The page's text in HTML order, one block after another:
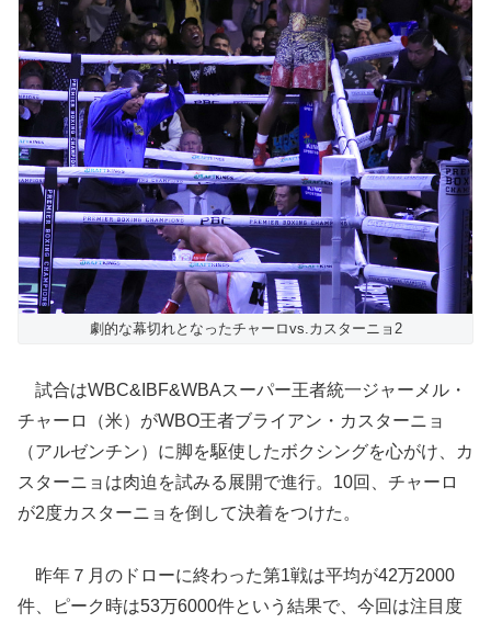
劇的な幕切れとなったチャーロvs.カスターニョ2
試合はWBC&IBF&WBAスーパー王者統一ジャーメル・
チャーロ（米）がWBO王者ブライアン・カスターニョ
（アルゼンチン）に脚を駆使したボクシングを心がけ、カ
スターニョは肉迫を試みる展開で進行。10回、チャーロ
が2度カスターニョを倒して決着をつけた。
昨年７月のドローに終わった第1戦は平均が42万2000
件、ピーク時は53万6000件という結果で、今回は注目度